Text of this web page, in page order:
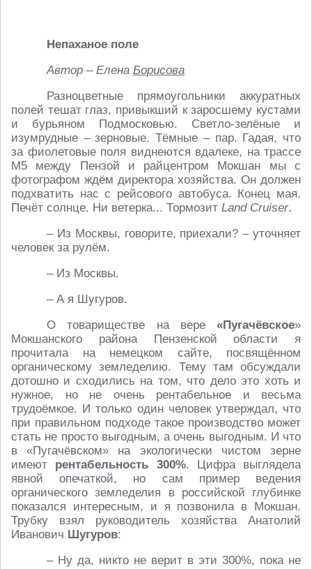
Непаханое поле
Автор – Елена Борисова
Разноцветные прямоугольники аккуратных
полей тешат глаз, привыкший к заросшему кустами
и бурьяном Подмосковью. Светло-зелёные и
изумрудные – зерновые. Тёмные – пар. Гадая, что
за фиолетовые поля виднеются вдалеке, на трассе
М5 между Пензой и райцентром Мокшан мы с
фотографом ждём директора хозяйства. Он должен
подхватить нас с рейсового автобуса. Конец мая.
Печёт солнце. Ни ветерка... Тормозит Land Cruiser.
– Из Москвы, говорите, приехали? – уточняет
человек за рулём.
– Из Москвы.
– А я Шугуров.
О товариществе на вере «Пугачёвское»
Мокшанского района Пензенской области я
прочитала на немецком сайте, посвящённом
органическому земледелию. Тему там обсуждали
дотошно и сходились на том, что дело это хоть и
нужное, но не очень рентабельное и весьма
трудоёмкое. И только один человек утверждал, что
при правильном подходе такое производство может
стать не просто выгодным, а очень выгодным. И что
в «Пугачёвском» на экологически чистом зерне
имеют рентабельность 300%. Цифра выглядела
явной опечаткой, но сам пример ведения
органического земледелия в российской глубинке
показался интересным, и я позвонила в Мокшан.
Трубку взял руководитель хозяйства Анатолий
Иванович Шугуров:
– Ну да, никто не верит в эти 300%, пока не